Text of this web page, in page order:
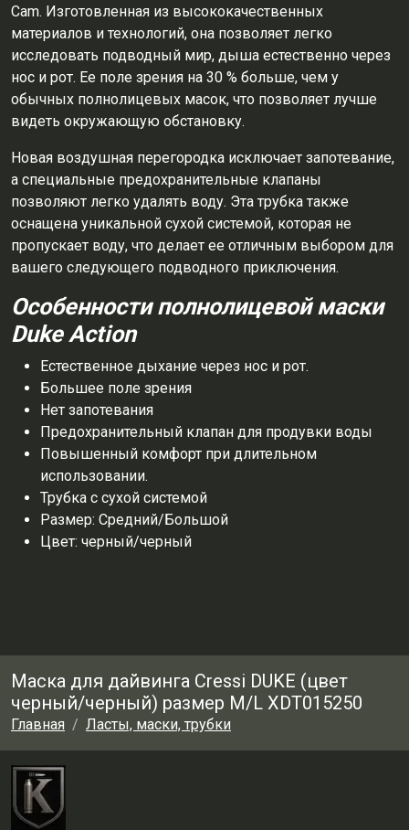
Cam. Изготовленная из высококачественных
материалов и технологий, она позволяет легко
исследовать подводный мир, дыша естественно через
нос и рот. Ее поле зрения на 30 % больше, чем у
обычных полнолицевых масок, что позволяет лучше
видеть окружающую обстановку.
Новая воздушная перегородка исключает запотевание,
а специальные предохранительные клапаны
позволяют легко удалять воду. Эта трубка также
оснащена уникальной сухой системой, которая не
пропускает воду, что делает ее отличным выбором для
вашего следующего подводного приключения.
Особенности полнолицевой маски
Duke Action
Естественное дыхание через нос и рот.
Большее поле зрения
Нет запотевания
Предохранительный клапан для продувки воды
Повышенный комфорт при длительном
использовании.
Трубка с сухой системой
Размер: Средний/Большой
Цвет: черный/черный
Маска для дайвинга Cressi DUKE (цвет
черный/черный) размер M/L XDT015250
Главная Ласты, маски, трубки